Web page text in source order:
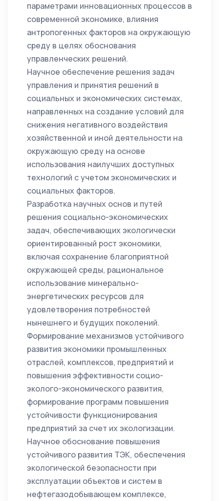
параметрами инновационных процессов в
современной экономике, влияния
антропогенных факторов на окружающую
среду в целях обоснования
управленческих решений.
Научное обеспечение решения задач
управления и принятия решений в
социальных и экономических системах,
направленных на создание условий для
снижения негативного воздействия
хозяйственной и иной деятельности на
окружающую среду на основе
использования наилучших доступных
технологий с учетом экономических и
социальных факторов.
Разработка научных основ и путей
решения социально-экономических
задач, обеспечивающих экологически
ориентированный рост экономики,
включая сохранение благоприятной
окружающей среды, рациональное
использование минерально-
энергетических ресурсов для
удовлетворения потребностей
нынешнего и будущих поколений.
Формирование механизмов устойчивого
развития экономики промышленных
отраслей, комплексов, предприятий и
повышения эффективности социо-
эколого-экономического развития,
формирование программ повышения
устойчивости функционирования
предприятий за счет их экологизации.
Научное обоснование повышения
устойчивого развития ТЭК, обеспечения
экологической безопасности при
эксплуатации объектов и систем в
нефтегазодобывающем комплексе,